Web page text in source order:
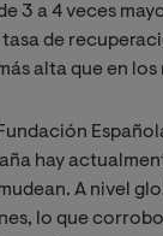
3 a 4 veces
de
alta que en los
hay
A nivel
lo que